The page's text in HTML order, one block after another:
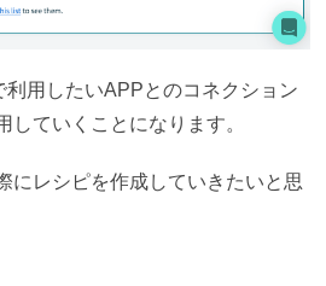
利用したいAPPとのコネクション
していくことになります。
にレシピを作成していきたいと思